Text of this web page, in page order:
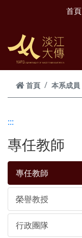
首頁
首頁 本系成員
:::
專任教師
專任教師
榮譽教授
行政團隊